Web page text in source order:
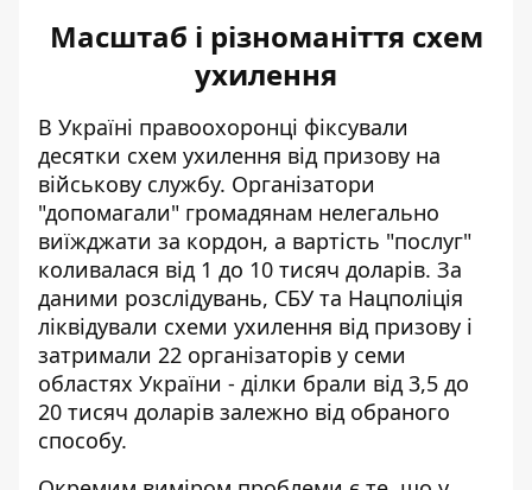
Масштаб і різноманіття схем
ухилення
В Україні правоохоронці фіксували
десятки схем ухилення від призову на
військову службу. Організатори
"допомагали" громадянам нелегально
виїжджати за кордон, а вартість "послуг"
коливалася від 1 до 10 тисяч доларів. За
даними розслідувань, СБУ та Нацполіція
ліквідували схеми ухилення від призову і
затримали 22 організаторів у семи
областях України - ділки брали від 3,5 до
20 тисяч доларів залежно від обраного
способу.